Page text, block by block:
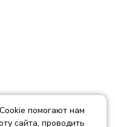
помогают нам
сайта, проводить